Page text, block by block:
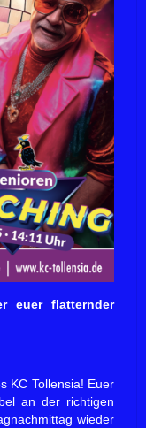
euer flatternder
KC Tollensia! Euer
an der richtigen
wieder